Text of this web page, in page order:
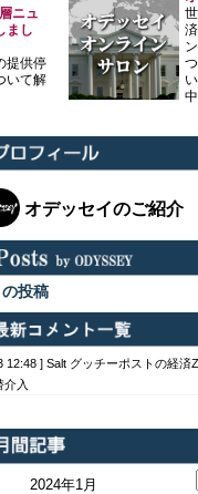
ニュ
まし
提供停
いて解
中
オデッセイのご紹介
の投稿
12:48 ] Salt グッチーポストの経済
介入
2024年1月